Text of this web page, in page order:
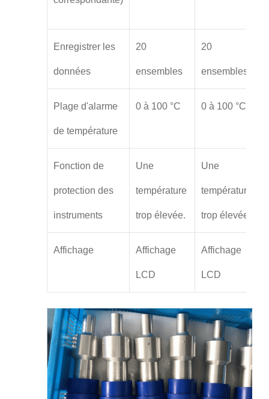
Enregistrer les
données
20
ensembles
20
ensembles
Plage d'alarme
de température
0 à 100 °C 0 à 100 °C
Fonction de
protection des
instruments
Une
température
trop élevée.
Une
température
trop élevée.
Affichage Affichage
LCD
Affichage
LCD